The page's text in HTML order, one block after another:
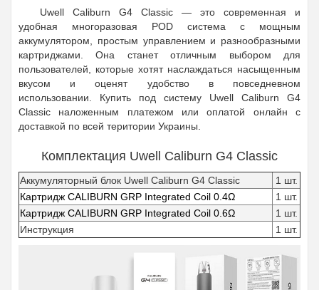
Uwell Caliburn G4 Classic — это современная и
удобная многоразовая POD система с мощным
аккумулятором, простым управлением и разнообразными
картриджами. Она станет отличным выбором для
пользователей, которые хотят наслаждаться насыщенным
вкусом и оценят удобство в повседневном
использовании. Купить под систему Uwell Caliburn G4
Classic наложенным платежом или оплатой онлайн с
доставкой по всей територии Украины.
Комплектация Uwell Caliburn G4 Classic
Аккумуляторный блок Uwell Caliburn G4 Classic
1 шт.
Картридж CALIBURN GRP Integrated Coil 0.4Ω
1 шт.
Картридж CALIBURN GRP Integrated Coil 0.6Ω
1 шт.
Инструкция
1 шт.